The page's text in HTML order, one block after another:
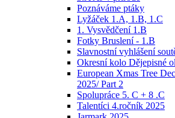
Poznáváme ptáky
Lyžáček 1.A, 1.B, 1.C
1. Vysvědčení 1.B
Fotky Bruslení - 1.B
Slavnostní vyhlášení
Okresní kolo Dějepisné
European Xmas Tree
2025/ Part 2
Spolupráce 5. C + 8 .C
Talentíci 4.ročník 2025